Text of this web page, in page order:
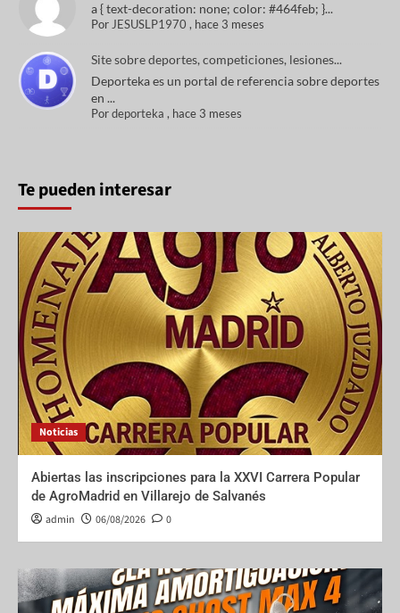
a { text-decoration: none; color: #464feb; }...
Por JESUSLP1970 , hace 3 meses
Site sobre deportes, competiciones, lesiones...
Deporteka es un portal de referencia sobre deportes
en ...
Pordeporteka , hace 3 meses
Te pueden interesar
Noticias
Abiertas las inscripciones para la XXVI Carrera Popular
de AgroMadrid en Villarejo de Salvanés
admin 06/08/2026 0